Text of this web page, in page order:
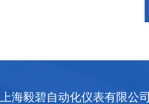
上海毅碧自动化仪表有限公司